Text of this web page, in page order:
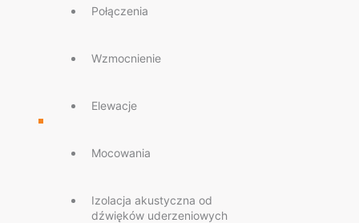
Połączenia
Wzmocnienie
Elewacje
Mocowania
Izolacja akustyczna od
dźwięków uderzeniowych